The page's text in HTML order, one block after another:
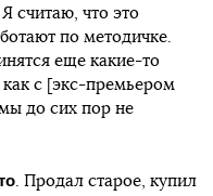
считаю, что это
по методичке.
еще какие-то
как с [экс-премьером
до сих пор не
. Продал старое, купил